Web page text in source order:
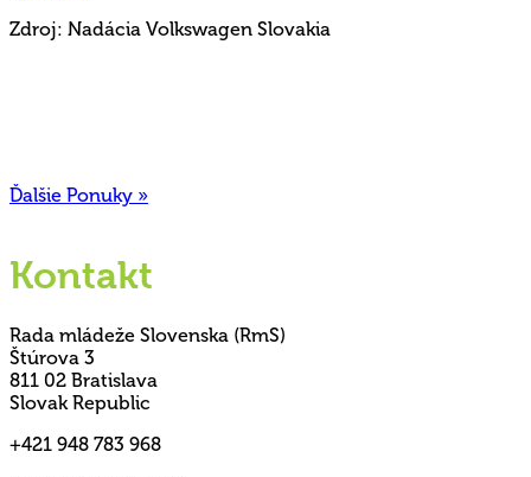
Zdroj: Nadácia Volkswagen Slovakia
Ďalšie Ponuky »
Kontakt
Rada mládeže Slovenska (RmS)
Štúrova 3
811 02 Bratislava
Slovak Republic
+421 948 783 968